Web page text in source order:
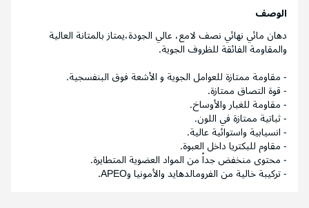
الوصف
دهان مائي نهائي نصف لامع، عالي الجودة،يمتاز بالمتانة العالية
والمقاومة الفائقة للظروف الجوية.
- مقاومة ممتازة للعوامل الجوية و الأشعة فوق البنفسجية.
- قوة التصاق ممتازة.
- مقاومة للغبار والأوساخ.
- ثباتية ممتازة في اللون.
- انسيابية واستوائية عالية.
- مقاوم للبكتريا داخل العبوة.
- محتوى منخفض جداً من المواد العضوية المتطايرة.
- تركيبة خالية من الفرومالدهايد والأمونيا وAPEO.